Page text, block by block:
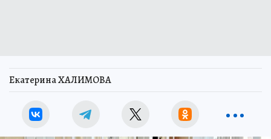
Екатерина ХАЛИМОВА